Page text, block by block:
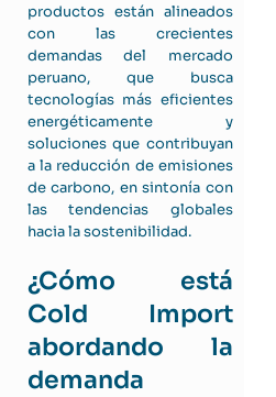
productos están alineados
con las crecientes
demandas del mercado
peruano, que busca
tecnologías más eficientes
energéticamente y
soluciones que contribuyan
a la reducción de emisiones
de carbono, en sintonía con
las tendencias globales
hacia la sostenibilidad.
¿Cómo está
Cold Import
abordando la
demanda